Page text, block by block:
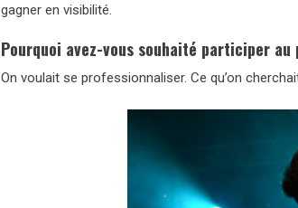
gagner en visibilité.
Pourquoi avez-vous souhaité participer au
On voulait se professionnaliser. Ce qu’on